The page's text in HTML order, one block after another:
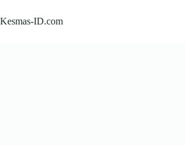
to
content
Kesmas-ID.com